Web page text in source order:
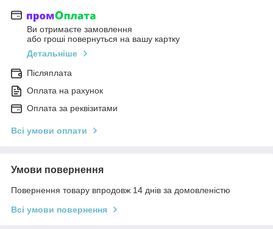
Ви отримаєте замовлення
або гроші повернуться на вашу картку
Детальніше
Післяплата
Оплата на рахунок
Оплата за реквізитами
Всі умови оплати
Умови повернення
Повернення товару впродовж 14 днів за домовленістю
Всі умови повернення